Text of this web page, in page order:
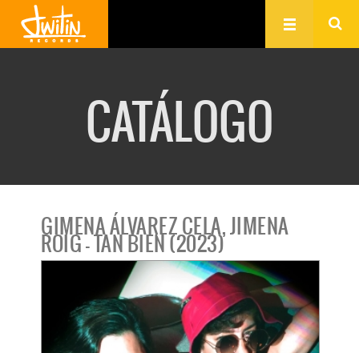
CATÁLOGO
GIMENA ÁLVAREZ CELA, JIMENA
ROIG - TAN BIEN (2023)